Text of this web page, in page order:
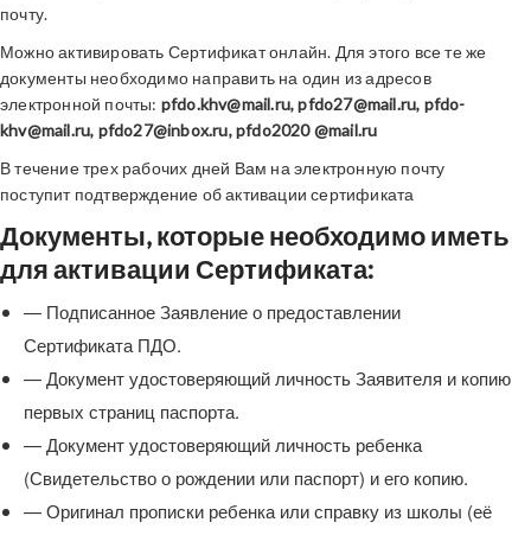
почту.
Можно активировать Сертификат онлайн. Для этого все те же
документы необходимо направить на один из адресов
электронной почты: pfdo.khv@mail.ru,pfdo27@mail.ru, pfdo-
khv@mail.ru, pfdo27@inbox.ru, pfdo2020 @mail.ru
В течение трех рабочих дней Вам на электронную почту
поступит подтверждение об активации сертификата
Документы, которые необходимо иметь
дляактивации Сертификата:
— Подписанное Заявление о предоставлении
Сертификата ПДО.
— Документ удостоверяющий личность Заявителя и копию
первых страниц паспорта.
— Документ удостоверяющий личность ребенка
(Свидетельство о рождении или паспорт) и его копию.
— Оригинал прописки ребенка или справку из школы (её